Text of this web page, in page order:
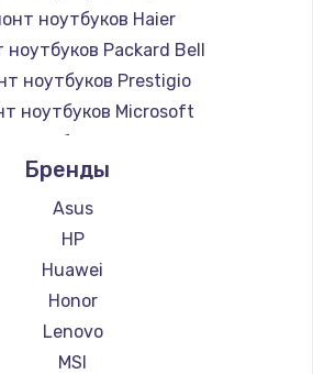
ноутбуков Haier
ноутбуков Packard Bell
ноутбуков Prestigio
ноутбуков Microsoft
ноутбуков Alienware
ноутбуков Aquarius
ноутбуков Gigabyte
ноутбуков Aorus
ноутбуков Maibenben
ноутбуков Getac
ноутбуков Epson
ноутбуков Philips
Бренды
Asus
HP
Huawei
Honor
Lenovo
MSI